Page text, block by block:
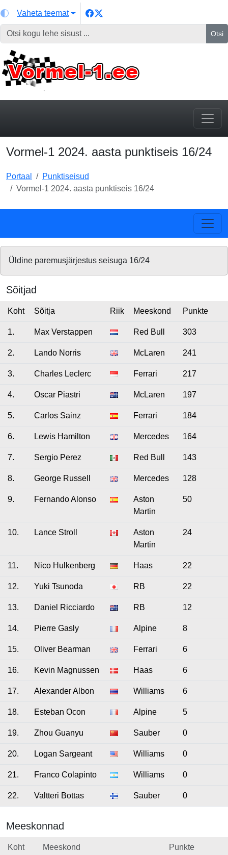
Vaheta teemat
Otsi
Vormel-1 2024. aasta punktiseis 16/24
Portaal
Punktiseisud
Vormel-1 2024. aasta punktiseis 16/24
Üldine paremusjärjestus seisuga 16/24
Sõitjad
Koht Sõitja Riik Meeskond Punkte
1. Max Verstappen Red Bull 303
2. Lando Norris McLaren 241
3. Charles Leclerc Ferrari 217
4. Oscar Piastri McLaren 197
5. Carlos Sainz Ferrari 184
6. Lewis Hamilton Mercedes 164
7. Sergio Perez Red Bull 143
8. George Russell Mercedes 128
9. Fernando Alonso
Aston
Martin
50
10. Lance Stroll
Aston
Martin
24
11. Nico Hulkenberg Haas 22
12. Yuki Tsunoda RB 22
13. Daniel Ricciardo RB 12
14. Pierre Gasly Alpine 8
15. Oliver Bearman Ferrari 6
16. Kevin Magnussen Haas 6
17. Alexander Albon Williams 6
18. Esteban Ocon Alpine 5
19. Zhou Guanyu Sauber 0
20. Logan Sargeant Williams 0
21. Franco Colapinto Williams 0
22. Valtteri Bottas Sauber 0
Meeskonnad
Koht Meeskond Punkte